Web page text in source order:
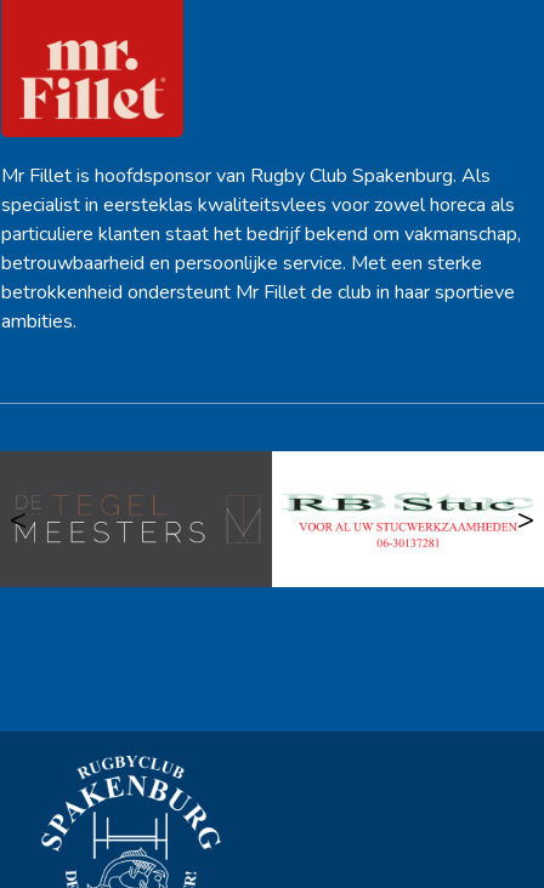
Mr Fillet is hoofdsponsor van Rugby Club Spakenburg. Als
specialist in eersteklas kwaliteitsvlees voor zowel horeca als
particuliere klanten staat het bedrijf bekend om vakmanschap,
betrouwbaarheid en persoonlijke service. Met een sterke
betrokkenheid ondersteunt Mr Fillet de club in haar sportieve
ambities.
< >